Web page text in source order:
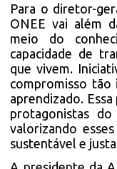
Para o diretor-
ONEE vai além
meio do
capacidade de
que vivem.
compromisso
aprendizado.
protagonistas
valorizando
sustentável e